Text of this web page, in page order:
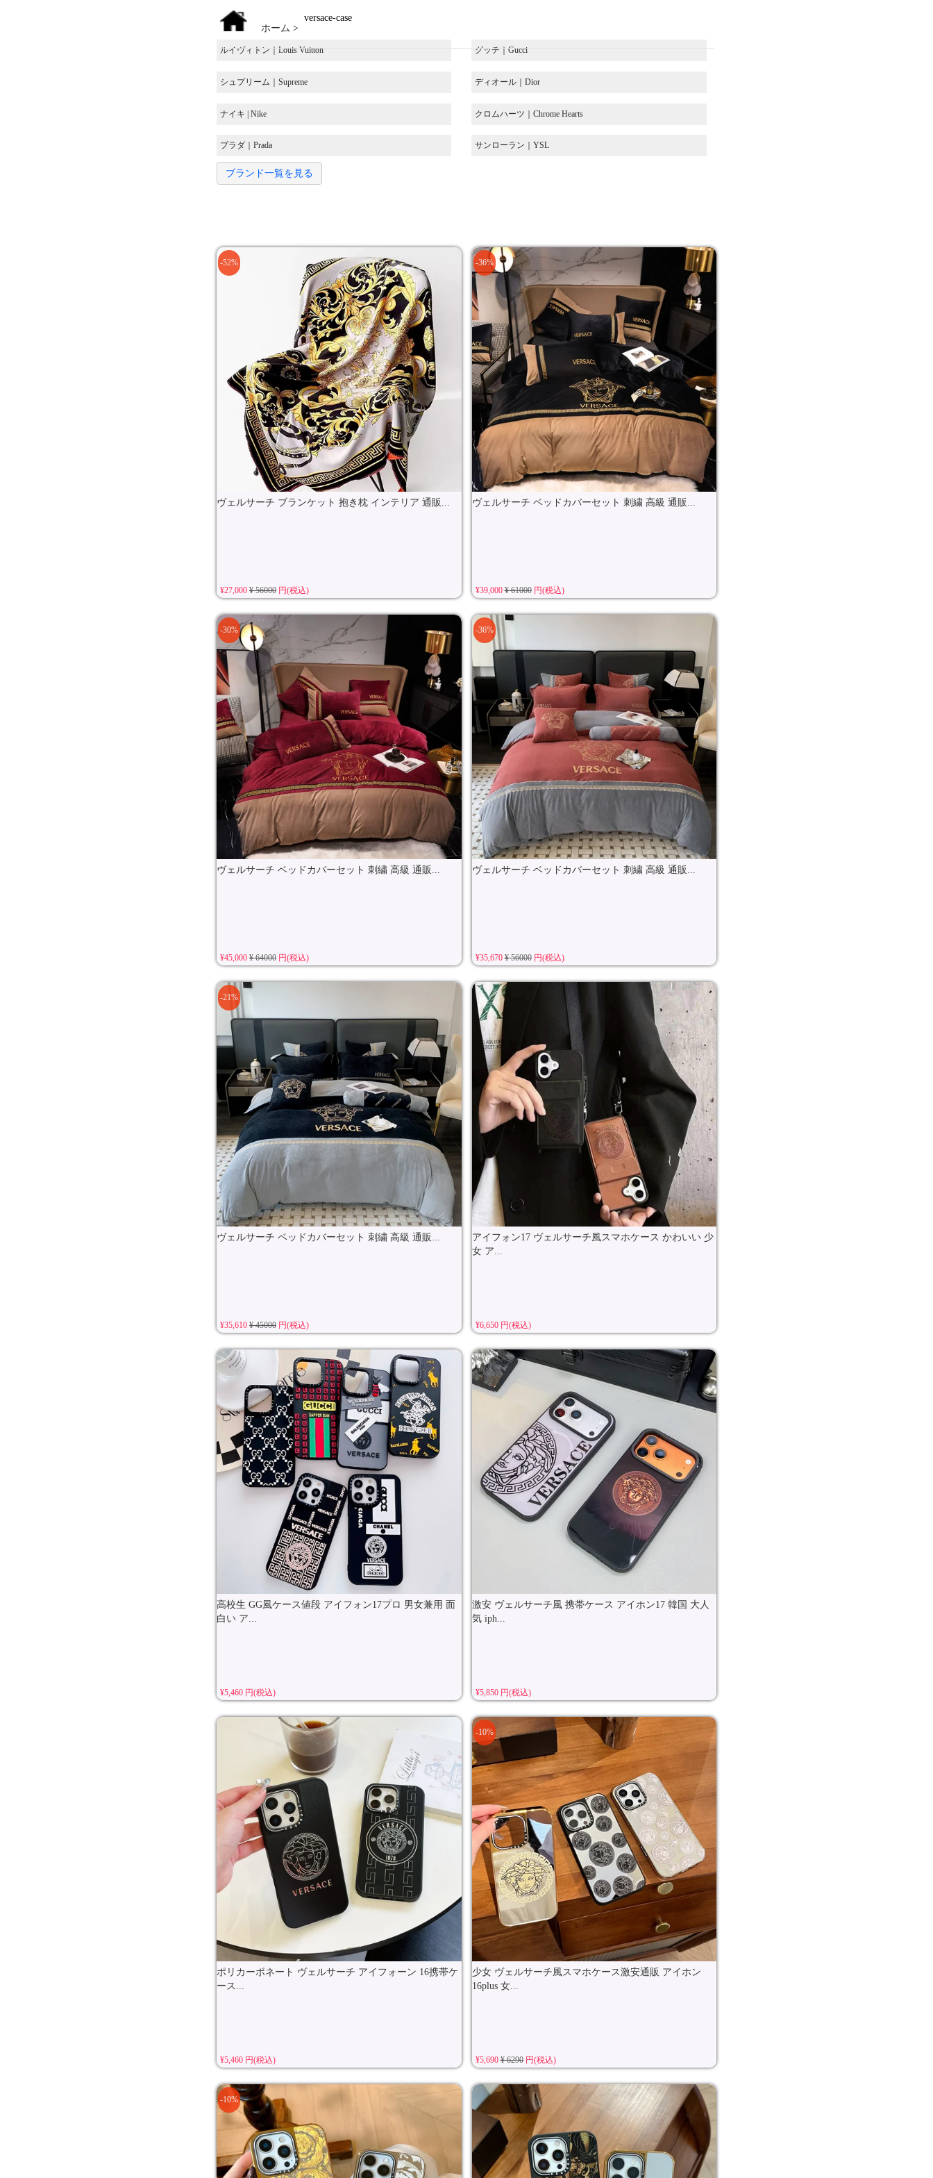
ホーム >
versace-case
ルイヴィトン｜Louis Vuitton グッチ｜Gucci
シュプリーム｜Supreme ディオール｜Dior
ナイキ | Nike クロムハーツ｜Chrome Hearts
プラダ｜Prada サンローラン｜YSL
ブランド一覧を見る
ヴェルサーチ ブランケット 抱き枕 インテリア 通販...
-52%
¥27,000 ¥ 56000 円(税込)
ヴェルサーチ ベッドカバーセット 刺繍 高級 通販...
-36%
¥39,000¥ 61000円(税込)
ヴェルサーチ ベッドカバーセット 刺繍 高級 通販...
-30%
¥45,000 ¥ 64000 円(税込)
ヴェルサーチ ベッドカバーセット 刺繍 高級 通販...
-36%
¥35,670¥ 56000円(税込)
ヴェルサーチ ベッドカバーセット 刺繍 高級 通販...
-21%
¥35,610 ¥ 45000 円(税込)
アイフォン17 ヴェルサーチ風スマホケース かわいい 少
女 ア...
¥6,650 円(税込)
高校生 GG風ケース値段 アイフォン17プロ 男女兼用 面
白い ア...
¥5,460 円(税込)
激安 ヴェルサーチ風 携帯ケース アイホン17 韓国 大人
気 iph...
¥5,850 円(税込)
ポリカーボネート ヴェルサーチ アイフォーン 16携帯ケ
ース...
¥5,460 円(税込)
少女 ヴェルサーチ風スマホケース激安通販 アイホン
16plus 女...
-10%
¥5,690¥ 6290円(税込)
-10%